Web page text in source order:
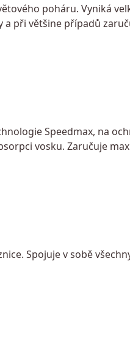
poháru. Vyniká
a při většine případů
Speedmax, na
vosku. Zaručuje
Spojuje v sobě